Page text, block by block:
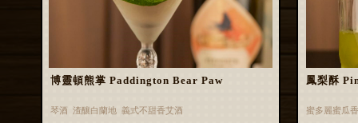
博靈頓熊掌 Paddington Bear Paw
琴酒 渣釀白蘭地 義式不甜香艾酒
鳳梨酥
蜜多麗蜜瓜